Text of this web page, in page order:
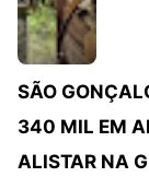
SÃO
340 MIL EM
ALISTAR NA